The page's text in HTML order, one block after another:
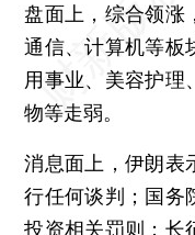
盘面上，综合领涨
通信、计算机等板
用事业、美容护理
物等走弱。
消息面上，伊朗表
行任何谈判；国务
投资相关罚则；长